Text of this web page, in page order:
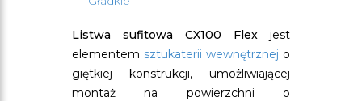
Listwa sufitowa CX100 Flex jest
elementem sztukaterii wewnętrznej o
giętkiej konstrukcji, umożliwiającej
montaż na powierzchni o